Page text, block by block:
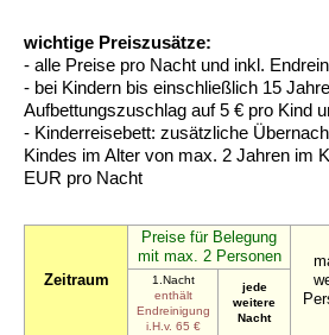
wichtige Preiszusätze:
- alle Preise pro Nacht und inkl.
- bei Kindern bis einschließlich 15
Aufbettungszuschlag auf 5 € pro Kind
- Kinderreisebett: zusätzliche
Kindes im Alter von max. 2 Jahren im
EUR pro Nacht
Zeitraum
Preise für Belegung
mit max. 2 Personen
1.Nacht
enthält
Endreinigung
i.H.v. 65 €
jede
weitere
Nacht